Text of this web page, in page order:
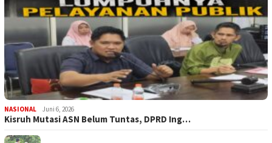
NASIONAL Juni 6, 2026
Kisruh Mutasi ASN Belum Tuntas, DPRD Ing…